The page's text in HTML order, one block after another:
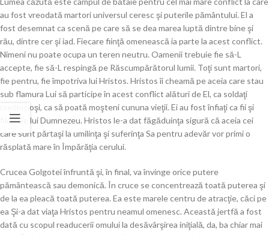
au fost vreodată martori universul ceresc şi puterile pământului. El a
fost desemnat ca scenă pe care să se dea marea luptă dintre bine şi
rău, dintre cer şi iad. Fiecare fiinţă omenească ia parte la acest conflict.
Nimeni nu poate ocupa un teren neutru. Oamenii trebuie fie să-L
accepte, fie să-L respingă pe Răscumpărătorul lumii. Toţi sunt martori,
fie pentru, fie împotriva lui Hristos. Hristos îi cheamă pe aceia care stau
sub flamura Lui să participe în acest conflict alături de El, ca soldaţi
credincioşi, ca să poată moşteni cununa vieţii. Ei au fost înfiaţi ca fii şi
fiice ale lui Dumnezeu. Hristos le-a dat făgăduinţa sigură că aceia cei
care sunt părtaşi la umilinţa şi suferinţa Sa pentru adevăr vor primi o
răsplată mare în Împărăţia cerului.
Crucea Golgotei înfruntă şi, în final, va învinge orice putere
pământească sau demonică. În cruce se concentrează toată puterea şi
de la ea pleacă toată puterea. Ea este marele centru de atracţie, căci pe
ea Şi-a dat viaţa Hristos pentru neamul omenesc. Această jertfă a fost
dată cu scopul readucerii omului la desăvârşirea iniţială, da, ba chiar mai